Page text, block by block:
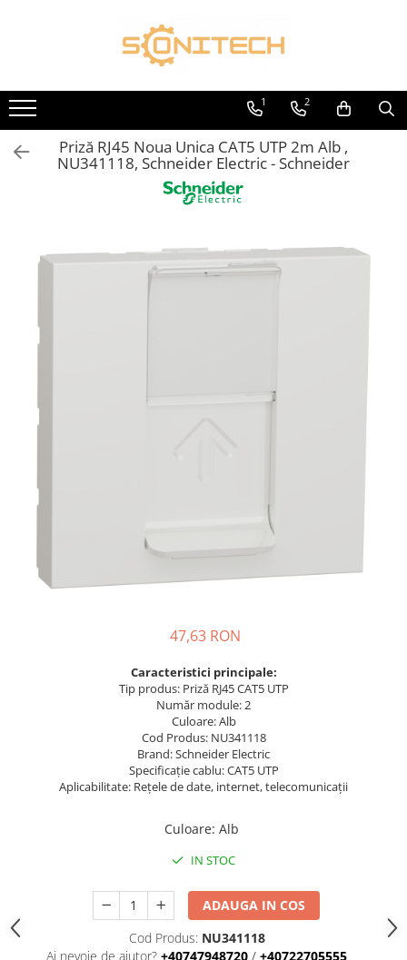
Toate Produsele
FOTOVOLTAICE
Acumulatori
ATS / Comutatoare Transfer
Panouri Fotovoltaice
Sisteme de prindere
Busbar Șine Conexiuni
Pat de cablu PVC
Cofrete, dulapuri și doze
Cofrete de plastic și accesorii
Coftere metalice și accesorii
Lumini exterioare
Lămpi și componente
1 2
Priză RJ45 Noua Unica CAT5 UTP 2m Alb ,
NU341118, Schneider Electric - Schneider
47,63 RON
Caracteristici principale:
Tip produs: Priză RJ45 CAT5 UTP
Număr module: 2
Culoare: Alb
Cod Produs: NU341118
Brand: Schneider Electric
Specificație cablu: CAT5 UTP
Aplicabilitate: Rețele de date, internet, telecomunicații
Culoare: Alb
IN STOC
ADAUGA IN COS
Cod Produs: NU341118
Ai nevoie de ajutor? +40747948720 / +40722705555